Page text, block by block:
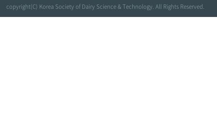
copyright(C) Korea Society of Dairy Science & Technology. All Rights Reserved.